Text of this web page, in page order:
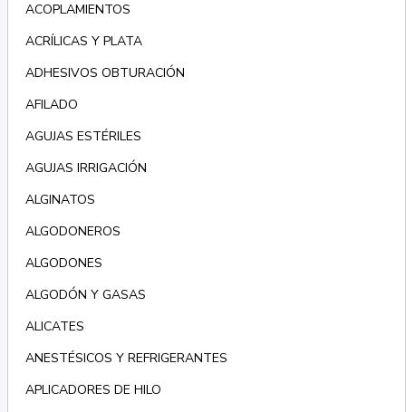
ACOPLAMIENTOS
ACRÍLICAS Y PLATA
ADHESIVOS OBTURACIÓN
AFILADO
AGUJAS ESTÉRILES
AGUJAS IRRIGACIÓN
ALGINATOS
ALGODONEROS
ALGODONES
ALGODÓN Y GASAS
ALICATES
ANESTÉSICOS Y REFRIGERANTES
APLICADORES DE HILO